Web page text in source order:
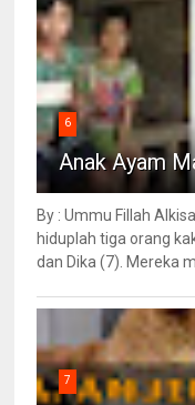
6
Anak Ayam
By : Ummu Fillah
hiduplah tiga orang
dan Dika (7). Mereka
7